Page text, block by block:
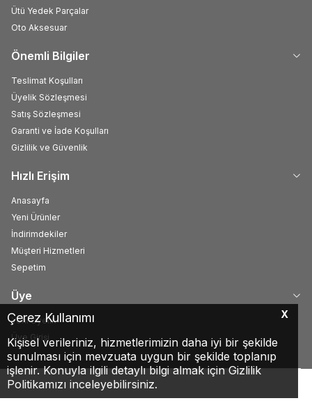
X
Çerez Kullanımı
Kişisel verileriniz, hizmetlerimizin daha iyi bir şekilde
sunulması için mevzuata uygun bir şekilde toplanıp
işlenir. Konuyla ilgili detaylı bilgi almak için Gizlilik
Politikamızı inceleyebilirsiniz.
Ütü Yedek Parçalar
Oto Aksesuar
Önemli Bilgiler
Teslimat Koşulları
Üyelik Sözleşmesi
Satış Sözleşmesi
Garanti ve İade Koşulları
Gizlilik ve Güvenlik
Hızlı Erişim
Anasayfa
Yeni Ürünler
İndirimdekiler
Müşteri Hizmetleri
Sepetim
Üye
Yeni Üyelik
Üye Girişi